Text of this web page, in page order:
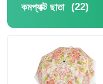
কমপ্যাক্ট ছাতা (22)